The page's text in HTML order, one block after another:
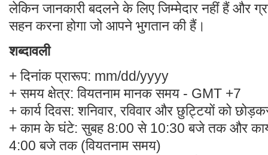
लेकिन जानकारी बदलने के लिए जिम्मेदार नहीं हैं और
सहन करना होगा जो आपने भुगतान की हैं।
शब्दावली
+ दिनांक प्रारूप: mm/dd/yyyy
+ समय क्षेत्र: वियतनाम मानक समय - GMT +7
+ कार्य दिवस: शनिवार, रविवार और छुट्टियों को
+ काम के घंटे: सुबह 8:00 से 10:30 बजे तक और कार्य
4:00 बजे तक (वियतनाम समय)